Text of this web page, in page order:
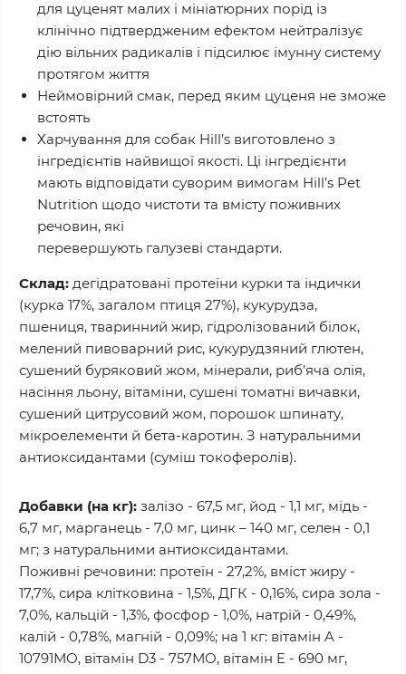
для цуценят малих і мініатюрних порід із
клінічно підтвердженим ефектом нейтралізує
дію вільних радикалів і підсилює імунну систему
протягом життя
Неймовірний смак, перед яким цуценя не зможе
встоять
Харчування для собак Hill’s виготовлено з
інгредієнтів найвищої якості. Ці інгредієнти
мають відповідати суворим вимогам Hill’s Pet
Nutrition щодо чистоти та вмісту поживних
речовин, які
перевершують галузеві стандарти.
Склад: дегідратовані протеїни курки та індички
(курка 17%, загалом птиця 27%), кукурудза,
пшениця, тваринний жир, гідролізований білок,
мелений пивоварний рис, кукурудзяний глютен,
сушений буряковий жом, мінерали, риб’яча олія,
насіння льону, вітаміни, сушені томатні вичавки,
сушений цитрусовий жом, порошок шпинату,
мікроелементи й бета-каротин. З натуральними
антиоксидантами (суміш токоферолів).
Добавки (на кг): залізо - 67,5 мг, йод - 1,1 мг, мідь -
6,7 мг, марганець - 7,0 мг, цинк – 140 мг, селен - 0,1
мг; з натуральними антиоксидантами.
Поживні речовини: протеїн - 27,2%, вміст жиру -
17,7%, сира клітковина - 1,5%, ДГК - 0,16%, сира зола -
7,0%, кальцій - 1,3%, фосфор - 1,0%, натрій - 0,49%,
калій - 0,78%, магній - 0,09%; на 1 кг: вітамін A -
10791МО, вітамін D3 - 757МО, вітамін E - 690 мг,